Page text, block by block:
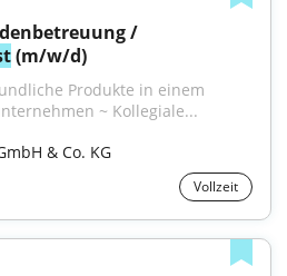
(m/w/d)
Produkte in einem
~ Kollegiale...
& Co. KG
Vollzeit